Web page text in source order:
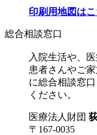
印刷用地図はこ
総合相談窓口
入院生活や、
患者さんやご
に総合相談窓
ください。
医療法人財団
〒167-0035